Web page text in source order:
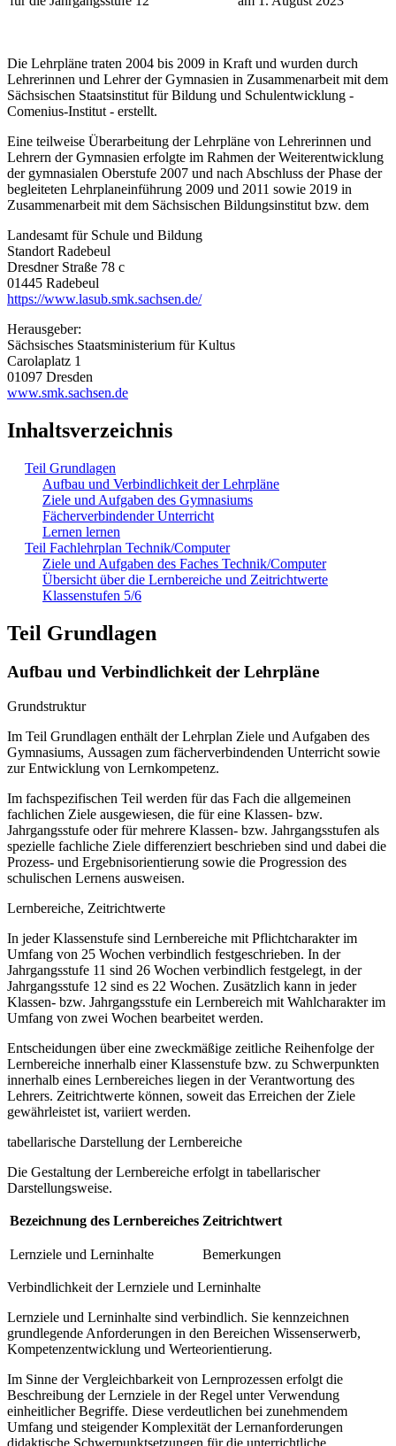
Die Lehrpläne traten 2004 bis 2009 in Kraft und wurden durch
Lehrerinnen und Lehrer der Gymnasien in Zusammenarbeit mit dem
Sächsischen Staatsinstitut für Bildung und Schulentwicklung -
Comenius-Institut - erstellt.
Eine teilweise Überarbeitung der Lehrpläne von Lehrerinnen und
Lehrern der Gymnasien erfolgte im Rahmen der Weiterentwicklung
der gymnasialen Oberstufe 2007 und nach Abschluss der Phase der
begleiteten Lehrplaneinführung 2009 und 2011 sowie 2019 in
Zusammenarbeit mit dem Sächsischen Bildungsinstitut bzw. dem
Landesamt für Schule und Bildung
Standort Radebeul
Dresdner Straße 78 c
01445 Radebeul
https://www.lasub.smk.sachsen.de/
Herausgeber:
Sächsisches Staatsministerium für Kultus
Carolaplatz 1
01097 Dresden
www.smk.sachsen.de
Inhaltsverzeichnis
Teil Grundlagen
Aufbau und Verbindlichkeit der Lehrpläne
Ziele und Aufgaben des Gymnasiums
Fächerverbindender Unterricht
Lernen lernen
Teil Fachlehrplan Technik/Computer
Ziele und Aufgaben des Faches Technik/Computer
Übersicht über die Lernbereiche und Zeitrichtwerte
Klassenstufen 5/6
Teil Grundlagen
Aufbau und Verbindlichkeit der Lehrpläne
Grundstruktur
Im Teil Grundlagen enthält der Lehrplan Ziele und Aufgaben des
Gymnasiums, Aussagen zum fächerverbindenden Unterricht sowie
zur Entwicklung von Lernkompetenz.
Im fachspezifischen Teil werden für das Fach die allgemeinen
fachlichen Ziele ausgewiesen, die für eine Klassen- bzw.
Jahrgangsstufe oder für mehrere Klassen- bzw. Jahrgangsstufen als
spezielle fachliche Ziele differenziert beschrieben sind und dabei die
Prozess- und Ergebnisorientierung sowie die Progression des
schulischen Lernens ausweisen.
Lernbereiche, Zeitrichtwerte
In jeder Klassenstufe sind Lernbereiche mit Pflichtcharakter im
Umfang von 25 Wochen verbindlich festgeschrieben. In der
Jahrgangsstufe 11 sind 26 Wochen verbindlich festgelegt, in der
Jahrgangsstufe 12 sind es 22 Wochen. Zusätzlich kann in jeder
Klassen- bzw. Jahrgangsstufe ein Lernbereich mit Wahlcharakter im
Umfang von zwei Wochen bearbeitet werden.
Entscheidungen über eine zweckmäßige zeitliche Reihenfolge der
Lernbereiche innerhalb einer Klassenstufe bzw. zu Schwerpunkten
innerhalb eines Lernbereiches liegen in der Verantwortung des
Lehrers. Zeitrichtwerte können, soweit das Erreichen der Ziele
gewährleistet ist, variiert werden.
tabellarische Darstellung der Lernbereiche
Die Gestaltung der Lernbereiche erfolgt in tabellarischer
Darstellungsweise.
Bezeichnung des Lernbereiches Zeitrichtwert
Lernziele und Lerninhalte Bemerkungen
Verbindlichkeit der Lernziele und Lerninhalte
Lernziele und Lerninhalte sind verbindlich. Sie kennzeichnen
grundlegende Anforderungen in den Bereichen Wissenserwerb,
Kompetenzentwicklung und Werteorientierung.
Im Sinne der Vergleichbarkeit von Lernprozessen erfolgt die
Beschreibung der Lernziele in der Regel unter Verwendung
einheitlicher Begriffe. Diese verdeutlichen bei zunehmendem
Umfang und steigender Komplexität der Lernanforderungen